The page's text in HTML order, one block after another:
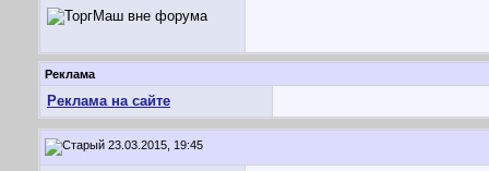
Реклама
Реклама на сайте
23.03.2015, 19:45